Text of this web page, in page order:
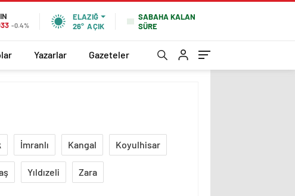
-0.4%
ELAZIĞ
26° AÇIK
SABAHA KALAN
SÜRE
Yazarlar Gazeteler
İmranlı Kangal Koyulhisar
Yıldızeli Zara